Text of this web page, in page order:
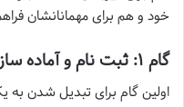
خود و هم برای مهمانانشان
گام ۱: ثبت نام و آماده سازی ملک برای میزبانی
اولین گام برای تبدیل شدن به